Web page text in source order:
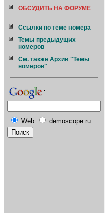
ОБСУДИТЬ НА ФОРУМЕ
Ссылки по теме номера
Темы предыдущих
номеров
См. также Архив "Темы
номеров"
Web demoscope.ru